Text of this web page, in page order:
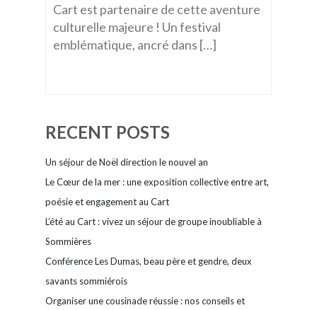
Cart est partenaire de cette aventure
culturelle majeure ! Un festival
emblématique, ancré dans […]
RECENT POSTS
Un séjour de Noël direction le nouvel an
Le Cœur de la mer : une exposition collective entre art,
poésie et engagement au Cart
L’été au Cart : vivez un séjour de groupe inoubliable à
Sommières
Conférence Les Dumas, beau père et gendre, deux
savants sommiérois
Organiser une cousinade réussie : nos conseils et